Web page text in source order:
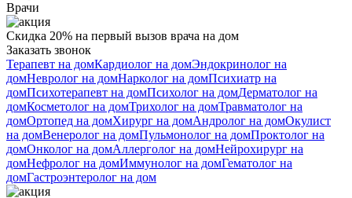
Врачи
Скидка 20% на первый вызов врача на дом
Заказать звонок
Терапевт на домКардиолог на домЭндокринолог на
домНевролог на домНарколог на домПсихиатр на
домПсихотерапевт на домПсихолог на домДерматолог на
домКосметолог на домТрихолог на домТравматолог на
домОртопед на домХирург на домАндролог на домОкулист
на домВенеролог на домПульмонолог на домПроктолог на
домОнколог на домАллерголог на домНейрохирург на
домНефролог на домИммунолог на домГематолог на
домГастроэнтеролог на дом